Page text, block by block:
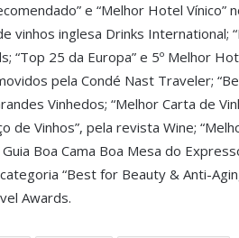
e “Melhor Hotel
vinhos inglesa Drinks International;
“Top 25 da Europa” e 5º Melhor
pela Condé Nast Traveler;
Vinhedos; “Melhor Carta de
de Vinhos”, pela revista Wine;
Guia Boa Cama Boa Mesa do
“Best for Beauty & Anti-
Awards.